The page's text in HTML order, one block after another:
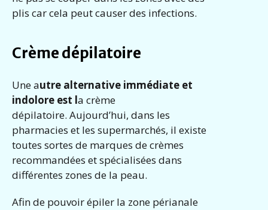
plis car cela peut causer des infections.
Crème dépilatoire
Une autre alternative immédiate et
indolore est la crème
dépilatoire. Aujourd’hui, dans les
pharmacies et les supermarchés, il existe
toutes sortes de marques de crèmes
recommandées et spécialisées dans
différentes zones de la peau.
Afin de pouvoir épiler la zone périanale